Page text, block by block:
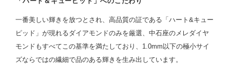
一番美しい輝きを放つとされ、高品質の証である「ハート&キュー
ピッド」が現れるダイアモンドのみを厳選、中石座のメレダイヤ
モンドもすべてこの基準を満たしており、1.0mm以下の極小サイ
ズならではの繊細で品のある輝きを生み出しています。